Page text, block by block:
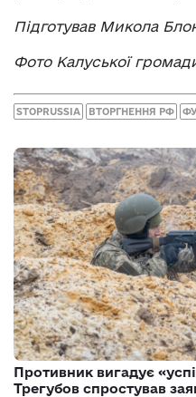
Підготував Микола
Фото Калуської
STOPRUSSIA ВТОРГНЕННЯ РФ
Противник вигадує
Трегубов спростував